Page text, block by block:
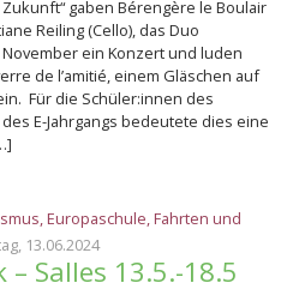
gaben Bérengère le Boulair
Reiling (Cello), das Duo
ein Konzert und luden
de l’amitié, einem Gläschen auf
Für die Schüler:innen des
E-Jahrgangs bedeutete dies eine
,Europaschule,Fahrten und
13.06.2024
Salles 13.5.-18.5